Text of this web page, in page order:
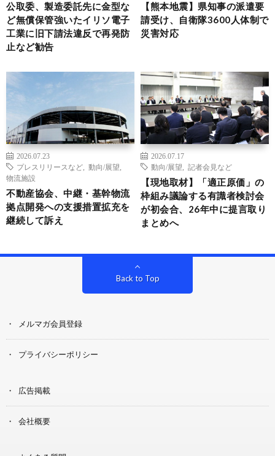
公取委、製造委託先に金型な
ど無償保管強いたイリソ電子
工業に旧下請法違反で再発防
止など勧告
【熊本地震】県知事の派遣要
請受け、自衛隊3600人体制で
災害対応
2026.07.23
プレスリリースなど
動向/展望
物流施設
不動産協会、中継・基幹物流
拠点開発への支援措置拡充を
継続して訴え
2026.07.17
動向/展望
記者会見など
【現地取材】「適正原価」の
枠組み議論する有識者検討会
が初会合、26年中に提言取り
まとめへ
Back to Top
メルマガ会員登録
プライバシーポリシー
広告掲載
会社概要